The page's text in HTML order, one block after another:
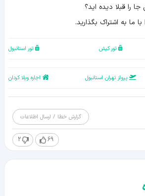
را قبلا دیده اید؟
ما به اشتراک بگذارید.
تور کیش تور استانبول
پرواز تهران استانبول اجاره ویلا کردان
گزارش خطا / ارسال اطلاعات
69
2